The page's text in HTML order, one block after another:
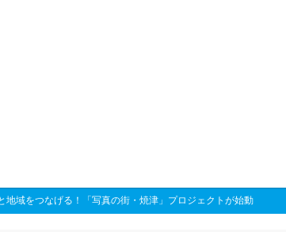
地域をつなげる！「写真の街・焼津」プロジェクトが始動